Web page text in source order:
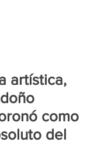
artística,
como
del